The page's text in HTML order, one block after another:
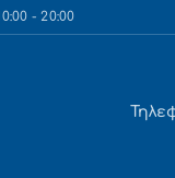
- 20:00